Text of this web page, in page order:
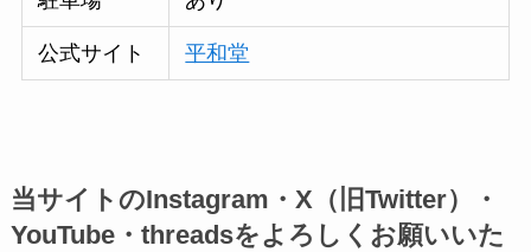
公式サイト 平和堂
当サイトのInstagram・X（旧Twitter）・
YouTube・threadsをよろしくお願いいた